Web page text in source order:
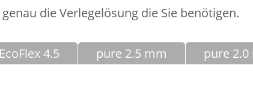
die Verlegelösung die Sie benötigen.
4.5 pure 2.5 mm pure 2.0